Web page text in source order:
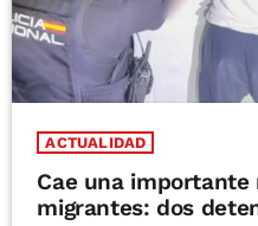
ACTUALIDAD
Cae una
migrantes: dos